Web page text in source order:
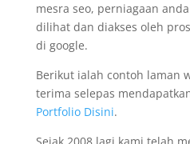
mesra seo, perniagaan
dilihat dan diakses oleh
di google.
Berikut ialah contoh laman
terima selepas
Portfolio Disini.